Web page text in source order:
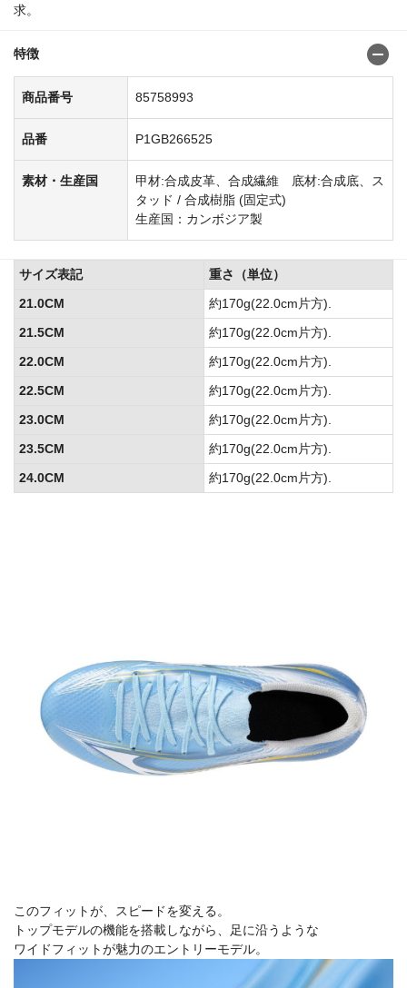
求。
特徴
商品番号 85758993
品番 P1GB266525
素材・生産国
甲材:合成皮革、合成繊維 底材:合成底、ス
タッド / 合成樹脂 (固定式)
生産国：カンボジア製
このフィットが、スピードを変える。
トップモデルの機能を搭載しながら、足に沿うような
ワイドフィットが魅力のエントリーモデル。
サイズ表記
重さ（単位）
21.0CM
約170g(22.0cm片方).
21.5CM
約170g(22.0cm片方).
22.0CM
約170g(22.0cm片方).
22.5CM
約170g(22.0cm片方).
23.0CM
約170g(22.0cm片方).
23.5CM
約170g(22.0cm片方).
24.0CM
約170g(22.0cm片方).